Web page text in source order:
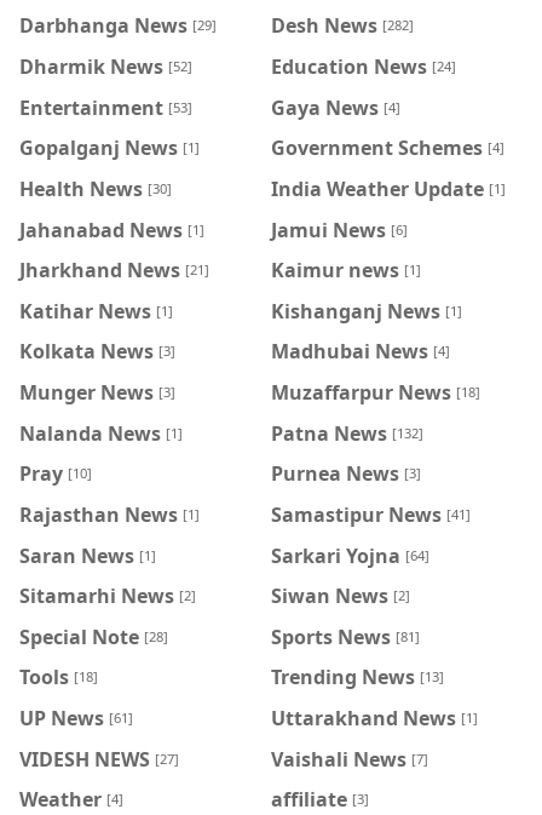
Darbhanga News [29] Desh News [282]
Dharmik News [52] Education News [24]
Entertainment [53] Gaya News [4]
Gopalganj News [1] Government Schemes [4]
Health News [30] India Weather Update [1]
Jahanabad News [1] Jamui News [6]
Jharkhand News [21] Kaimur news [1]
Katihar News [1] Kishanganj News [1]
Kolkata News [3] Madhubai News [4]
Munger News [3] Muzaffarpur News [18]
Nalanda News [1] Patna News [132]
Pray [10] Purnea News [3]
Rajasthan News [1] Samastipur News [41]
Saran News [1] Sarkari Yojna [64]
Sitamarhi News [2] Siwan News [2]
Special Note [28] Sports News [81]
Tools [18] Trending News [13]
UP News [61] Uttarakhand News [1]
VIDESH NEWS [27] Vaishali News [7]
Weather [4] affiliate [3]